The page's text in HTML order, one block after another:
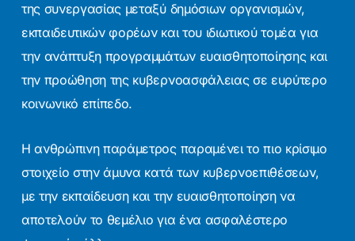
της συνεργασίας μεταξύ δημόσιων οργανισμών,
εκπαιδευτικών φορέων και του ιδιωτικού τομέα για
την ανάπτυξη προγραμμάτων ευαισθητοποίησης και
την προώθηση της κυβερνοασφάλειας σε ευρύτερο
κοινωνικό επίπεδο.
Η ανθρώπινη παράμετρος παραμένει το πιο κρίσιμο
στοιχείο στην άμυνα κατά των κυβερνοεπιθέσεων,
με την εκπαίδευση και την ευαισθητοποίηση να
αποτελούν το θεμέλιο για ένα ασφαλέστερο